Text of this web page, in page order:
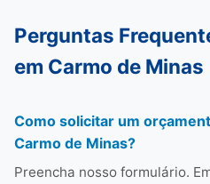
Perguntas
em Carmo de Minas
Como solicitar um
Carmo de Minas?
Preencha nosso formulário.